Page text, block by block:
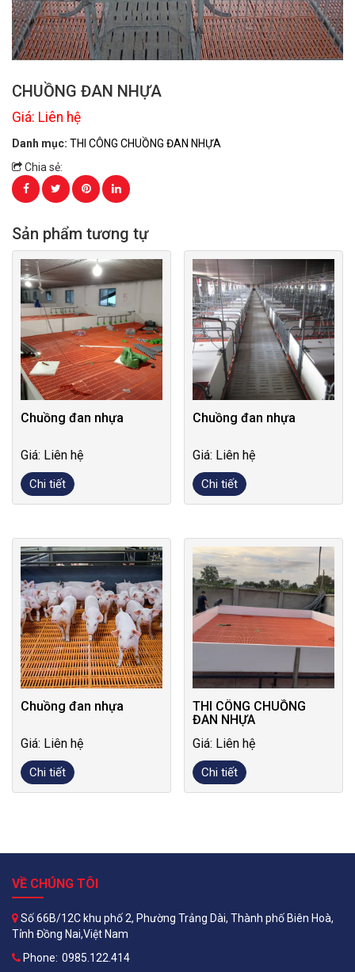
CHUỒNG ĐAN NHỰA
Giá: Liên hệ
Danh mục: THI CÔNG CHUỒNG ĐAN NHỰA
Chia sẻ:
Sản phẩm tương tự
Chuồng đan nhựa
Giá: Liên hệ
Chi tiết
Chuồng đan nhựa
Giá: Liên hệ
Chi tiết
Chuồng đan nhựa
Giá: Liên hệ
Chi tiết
THI CÔNG CHUỒNG
ĐAN NHỰA
Giá: Liên hệ
Chi tiết
VỀ CHÚNG TÔI
Số 66B/12C khu phố 2, Phường Trảng Dài, Thành phố Biên Hoà,
Tỉnh Đồng Nai,Việt Nam
Phone: 0985.122.414